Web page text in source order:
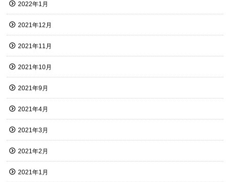
2022年1月
2021年12月
2021年11月
2021年10月
2021年9月
2021年4月
2021年3月
2021年2月
2021年1月